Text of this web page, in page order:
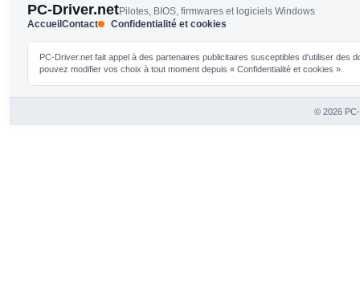
PC-Driver.netPilotes, BIOS, firmwares et logiciels Windows
AccueilContact Confidentialité et cookies
PC-Driver.net fait appel à des partenaires publicitaires susceptibles d'utiliser
pouvez modifier vos choix à tout moment depuis « Confidentialité et cookies ».
© 2026